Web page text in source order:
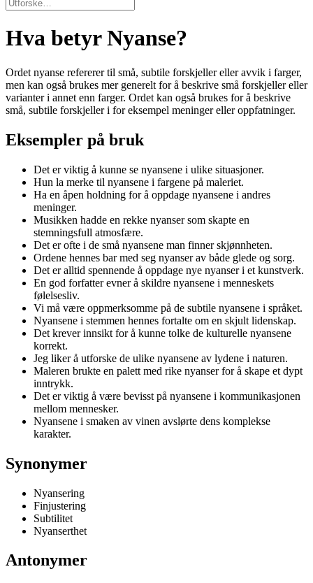
Hva betyr Nyanse?
Ordet nyanse refererer til små, subtile forskjeller eller avvik i farger,
men kan også brukes mer generelt for å beskrive små forskjeller eller
varianter i annet enn farger. Ordet kan også brukes for å beskrive
små, subtile forskjeller i for eksempel meninger eller oppfatninger.
Eksempler på bruk
Det er viktig å kunne se nyansene i ulike situasjoner.
Hun la merke til nyansene i fargene på maleriet.
Ha en åpen holdning for å oppdage nyansene i andres
meninger.
Musikken hadde en rekke nyanser som skapte en
stemningsfull atmosfære.
Det er ofte i de små nyansene man finner skjønnheten.
Ordene hennes bar med seg nyanser av både glede og sorg.
Det er alltid spennende å oppdage nye nyanser i et kunstverk.
En god forfatter evner å skildre nyansene i menneskets
følelsesliv.
Vi må være oppmerksomme på de subtile nyansene i språket.
Nyansene i stemmen hennes fortalte om en skjult lidenskap.
Det krever innsikt for å kunne tolke de kulturelle nyansene
korrekt.
Jeg liker å utforske de ulike nyansene av lydene i naturen.
Maleren brukte en palett med rike nyanser for å skape et dypt
inntrykk.
Det er viktig å være bevisst på nyansene i kommunikasjonen
mellom mennesker.
Nyansene i smaken av vinen avslørte dens komplekse
karakter.
Synonymer
Nyansering
Finjustering
Subtilitet
Nyanserthet
Antonymer